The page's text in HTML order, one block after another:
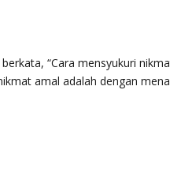
“Cara mensyukuri
amal adalah dengan